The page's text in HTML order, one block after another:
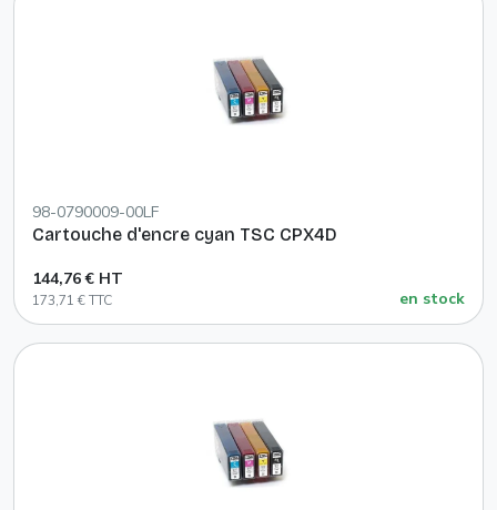
98-0790009-00LF
Cartouche d'encre cyan TSC CPX4D
144,76 € HT
173,71 € TTC en stock